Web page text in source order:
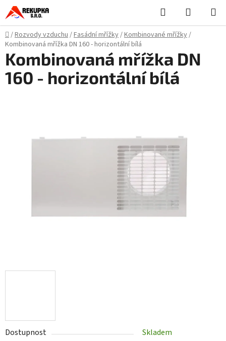
Přejít
na
obsah
Hledat
KOŠÍK
Domů
/Rozvody vzduchu/Fasádní mřížky/Kombinované mřížky/
Kombinovaná mřížka DN 160 - horizontální bílá
Dostupnost
Skladem
Kombinovaná mřížka DN
160 - horizontální bílá